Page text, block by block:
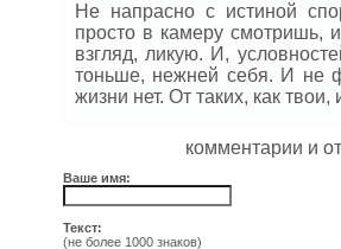
Не напрасно с истиной
просто в камеру смотришь,
взгляд, ликую. И,
тоньше, нежней себя. И не
жизни нет. От таких, как
комментарии и
Ваше имя:
Текст:
(не более 1000 знаков)